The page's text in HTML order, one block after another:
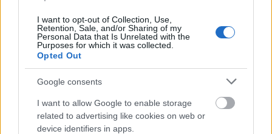
I want to opt-out of Collection, Use,
Retention, Sale, and/or Sharing of my
Personal Data that Is Unrelated with the
Purposes for which it was collected.
Opted Out
Google consents
I want to allow Google to enable storage
related to advertising like cookies on web or
device identifiers in apps.
Giuseppe Zanotti 2010-es Cruise kollekciójának ezt
az álomszép darabját. Mindegyik vászon ballerinát
két töltény díszít: egy arany és egy ezüst, amelyeket
a Swarovski…
Love or Hate? Giuseppe Zanotti
'vérfoltos' táska
fashionista•2009. október 31.